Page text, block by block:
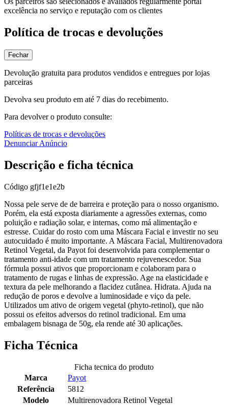
excelência no serviço e reputação com os clientes
Política de trocas e devoluções
Fechar
Devolução gratuita para produtos vendidos e entregues por lojas
parceiras
Devolva seu produto em até 7 dias do recebimento.
Para devolver o produto consulte:
Políticas de trocas e devoluções
Denunciar Anúncio
Descrição e ficha técnica
Código gfjf1e1e2b
Nossa pele serve de de barreira e proteção para o nosso organismo.
Porém, ela está exposta diariamente a agressões externas, como
poluição e radiação solar, e internas, como má alimentação e
estresse. Cuidar do rosto com uma Máscara Facial e investir no seu
autocuidado é muito importante. A Máscara Facial, Multirenovadora
Retinol Vegetal, da Payot foi desenvolvida para complementar o
tratamento anti-idade com um tratamento rejuvenescedor. Sua
fórmula possui ativos que proporcionam e colaboram para o
tratamento de rugas e linhas de expressão. Age na elasticidade e
textura da pele melhorando a flacidez cutânea. Hidrata. Ajuda na
redução de poros e devolve a luminosidade e viço da pele.
Utilizados um ativo de origem vegetal (phyto-retinol), que não
possui os efeitos adversos do retinol tradicional. Em uma
embalagem bisnaga de 50g, ela rende até 30 aplicações.
Ficha Técnica
Ficha tecnica do produto
Marca
Payot
Referência
5812
Modelo
Multirenovadora Retinol Vegetal